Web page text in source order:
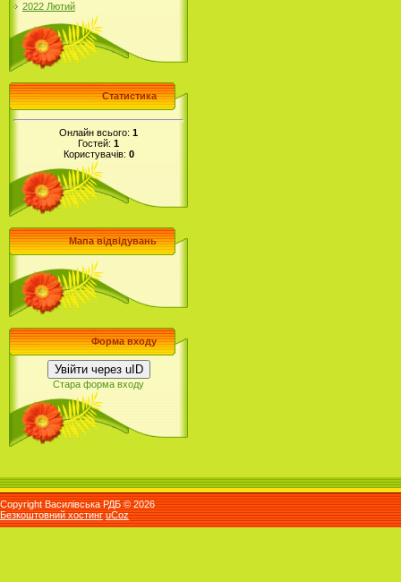
2022 Лютий
Статистика
Онлайн всього: 1
Гостей: 1
Користувачів: 0
Мапа відвідувань
Форма входу
Увійти через uID
Стара форма входу
Copyright Василівська РДБ © 2026
Безкоштовний хостинг uCoz